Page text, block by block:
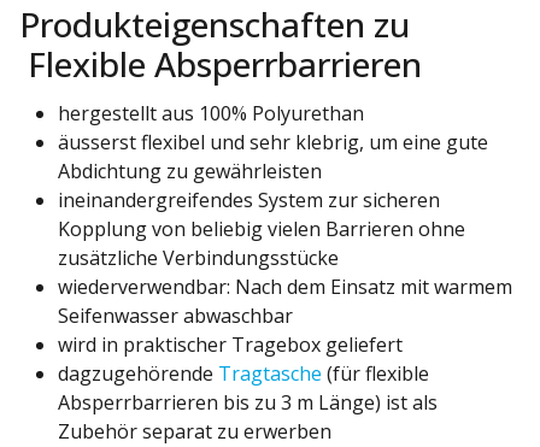
Produkteigenschaften zu
Flexible Absperrbarrieren
hergestellt aus 100% Polyurethan
äusserst flexibel und sehr klebrig, um eine gute
Abdichtung zu gewährleisten
ineinandergreifendes System zur sicheren
Kopplung von beliebig vielen Barrieren ohne
zusätzliche Verbindungsstücke
wiederverwendbar: Nach dem Einsatz mit warmem
Seifenwasser abwaschbar
wird in praktischer Tragebox geliefert
dagzugehörende Tragtasche (für flexible
Absperrbarrieren bis zu 3 m Länge) ist als
Zubehör separat zu erwerben